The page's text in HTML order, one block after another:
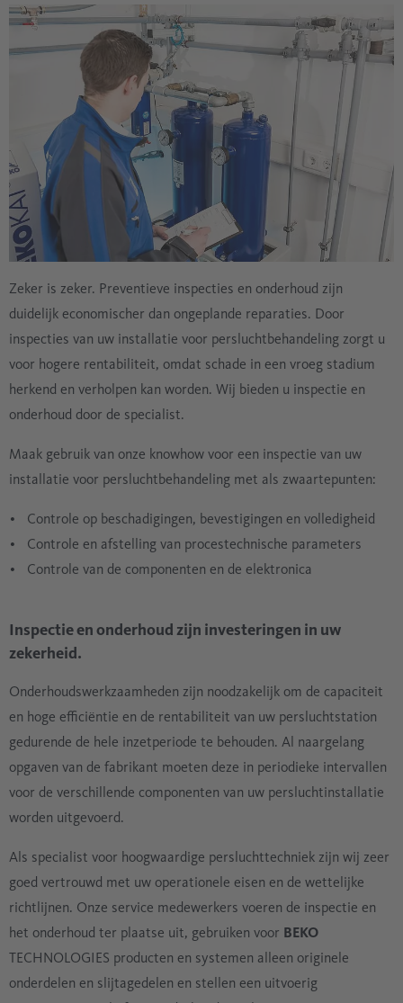
Zeker is zeker. Preventieve inspecties en onderhoud zijn
duidelijk economischer dan ongeplande reparaties. Door
inspecties van uw installatie voor persluchtbehandeling zorgt u
voor hogere rentabiliteit, omdat schade in een vroeg stadium
herkend en verholpen kan worden. Wij bieden u inspectie en
onderhoud door de specialist.
Maak gebruik van onze knowhow voor een inspectie van uw
installatie voor persluchtbehandeling met als zwaartepunten:
Controle op beschadigingen, bevestigingen en volledigheid
Controle en afstelling van procestechnische parameters
Controle van de componenten en de elektronica
Inspectie en onderhoud zijn investeringen in uw
zekerheid.
Onderhoudswerkzaamheden zijn noodzakelijk om de capaciteit
en hoge efficiëntie en de rentabiliteit van uw persluchtstation
gedurende de hele inzetperiode te behouden. Al naargelang
opgaven van de fabrikant moeten deze in periodieke intervallen
voor de verschillende componenten van uw persluchtinstallatie
worden uitgevoerd.
Als specialist voor hoogwaardige persluchttechniek zijn wij zeer
goed vertrouwd met uw operationele eisen en de wettelijke
richtlijnen. Onze service medewerkers voeren de inspectie en
het onderhoud ter plaatse uit, gebruiken voor BEKO
TECHNOLOGIES producten en systemen alleen originele
onderdelen en slijtagedelen en stellen een uitvoerig